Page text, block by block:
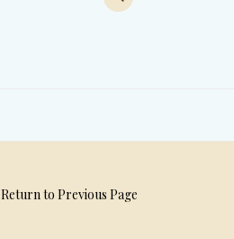
Return to Previous Page